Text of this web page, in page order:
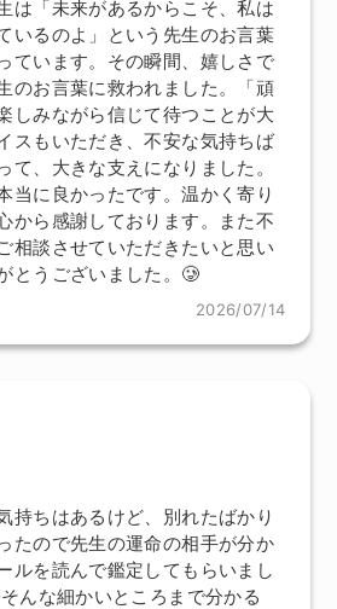
は「未来があるからこそ、私は
いるのよ」という先生のお言葉
ています。その瞬間、嬉しさで
のお言葉に救われました。「頑
しみながら信じて待つことが大
スもいただき、不安な気持ちば
て、大きな支えになりました。
当に良かったです。温かく寄り
から感謝しております。また不
相談させていただきたいと思い
とうございました。‪🥲‎
2026/07/14
持ちはあるけど、別れたばかり
たので先生の運命の相手が分か
ルを読んで鑑定してもらいまし
んな細かいところまで分かる